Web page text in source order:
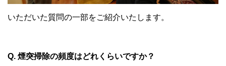
いただいた質問の一部をご紹介いたします。
Q. 煙突掃除の頻度はどれくらいですか？